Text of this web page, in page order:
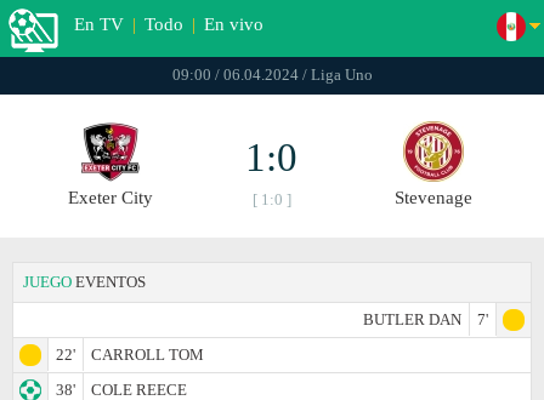
En TV | Todo | En vivo
09:00 / 06.04.2024 / Liga Uno
Exeter City
1:0
[ 1:0 ] Stevenage
JUEGO EVENTOS
BUTLER DAN
7'
22'
CARROLL TOM
38'
COLE REECE